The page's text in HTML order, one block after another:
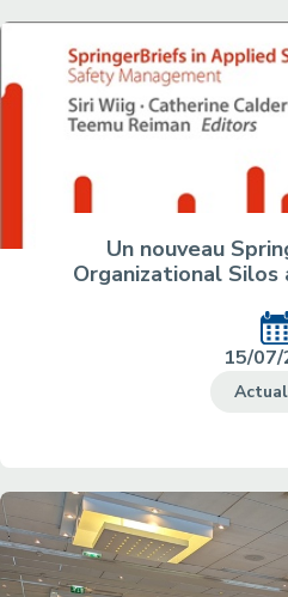
Un nouveau
Organizational
15/